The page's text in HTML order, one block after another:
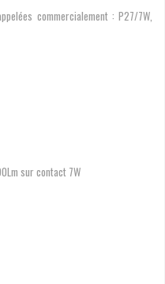
commercialement : P27/7W,
sur contact 7W